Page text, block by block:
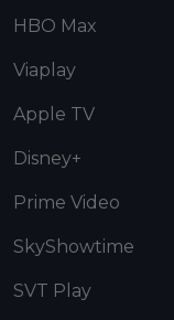
HBO Max
Viaplay
Apple TV
Disney+
Prime Video
SkyShowtime
SVT Play